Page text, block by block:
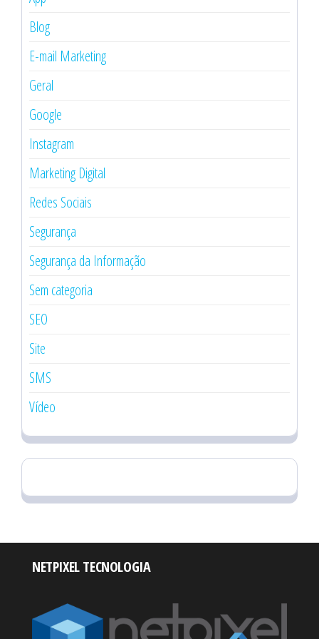
Blog
E-mail Marketing
Geral
Google
Instagram
Marketing Digital
Redes Sociais
Segurança
Segurança da Informação
Sem categoria
SEO
Site
SMS
Vídeo
NETPIXEL TECNOLOGIA